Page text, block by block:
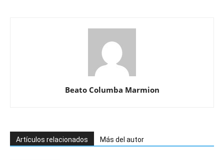
Beato Columba Marmion
Artículos relacionados Más del autor